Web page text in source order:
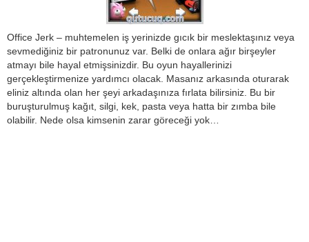
Office Jerk – muhtemelen iş yerinizde gıcık bir meslektaşınız veya
sevmediğiniz bir patronunuz var. Belki de onlara ağır birşeyler
atmayı bile hayal etmişsinizdir. Bu oyun hayallerinizi
gerçekleştirmenize yardımcı olacak. Masanız arkasında oturarak
eliniz altında olan her şeyi arkadaşınıza fırlata bilirsiniz. Bu bir
buruşturulmuş kağıt, silgi, kek, pasta veya hatta bir zımba bile
olabilir. Nede olsa kimsenin zarar göreceği yok…